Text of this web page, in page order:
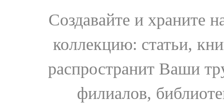
Создавайте и храните
коллекцию: статьи,
распространит Ваши
филиалов,